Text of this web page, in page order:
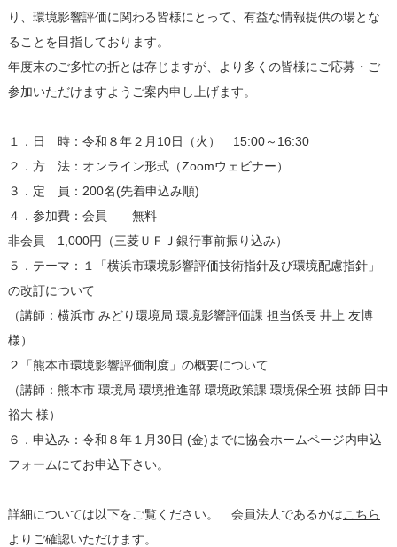
り、環境影響評価に関わる皆様にとって、有益な情報提供の場とな
ることを目指しております。
年度末のご多忙の折とは存じますが、より多くの皆様にご応募・ご
参加いただけますようご案内申し上げます。
１．日 時：令和８年２月10日（火） 15:00～16:30
２．方 法：オンライン形式（Zoomウェビナー）
３．定 員：200名(先着申込み順)
４．参加費：会員 無料
非会員 1,000円（三菱ＵＦＪ銀行事前振り込み）
５．テーマ：１「横浜市環境影響評価技術指針及び環境配慮指針」
の改訂について
（講師：横浜市 みどり環境局 環境影響評価課 担当係長 井上 友博
様）
２「熊本市環境影響評価制度」の概要について
（講師：熊本市 環境局 環境推進部 環境政策課 環境保全班 技師 田中
裕大 様）
６．申込み：令和８年１月30日 (金)までに協会ホームページ内申込
フォームにてお申込下さい。
詳細については以下をご覧ください。 会員法人であるかはこちら
よりご確認いただけます。